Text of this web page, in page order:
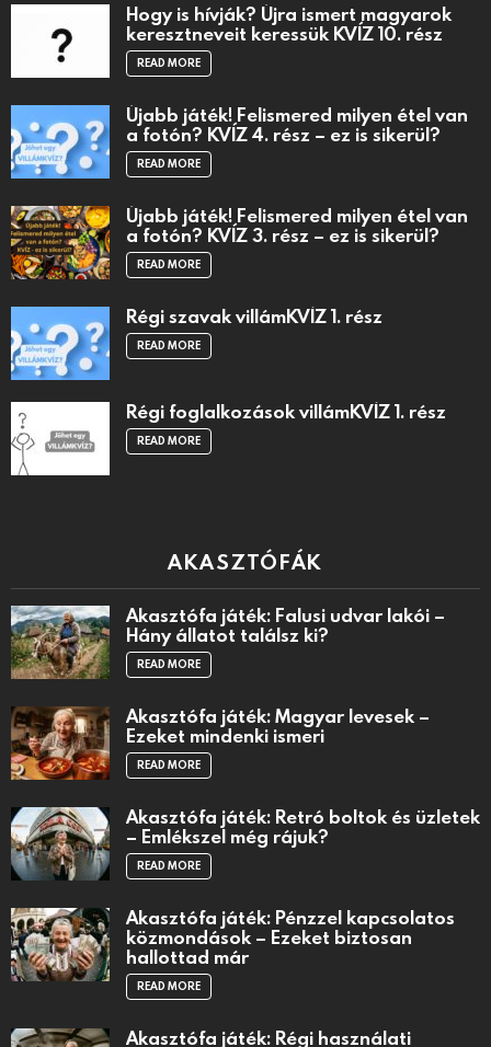
Hogy is hívják? Újra ismert magyarok
keresztneveit keressük KVÍZ 10. rész
READ MORE
Újabb játék! Felismered milyen étel van
a fotón? KVÍZ 4. rész – ez is sikerül?
READ MORE
Újabb játék! Felismered milyen étel van
a fotón? KVÍZ 3. rész – ez is sikerül?
READ MORE
Régi szavak villámKVÍZ 1. rész
READ MORE
Régi foglalkozások villámKVÍZ 1. rész
READ MORE
AKASZTÓFÁK
Akasztófa játék: Falusi udvar lakói –
Hány állatot találsz ki?
READ MORE
Akasztófa játék: Magyar levesek –
Ezeket mindenki ismeri
READ MORE
Akasztófa játék: Retró boltok és üzletek
– Emlékszel még rájuk?
READ MORE
Akasztófa játék: Pénzzel kapcsolatos
közmondások – Ezeket biztosan
hallottad már
READ MORE
Akasztófa játék: Régi használati